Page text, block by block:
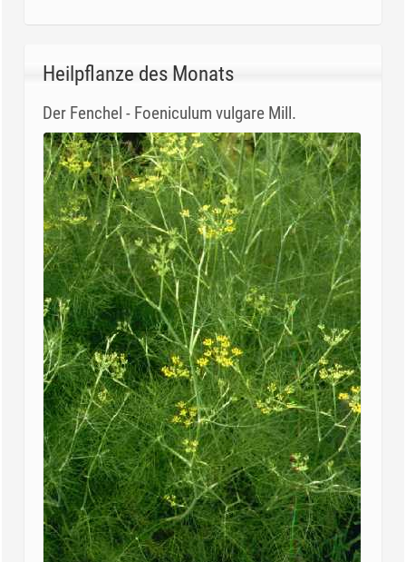
Heilpflanze des Monats
Der Fenchel - Foeniculum vulgare Mill.